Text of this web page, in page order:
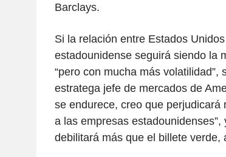
Barclays.
Si la relación entre Estados
estadounidense seguirá siendo la
“pero con mucha más volatilidad”,
estratega jefe de mercados de
se endurece, creo que
a las empresas
debilitará más que el billete verde,